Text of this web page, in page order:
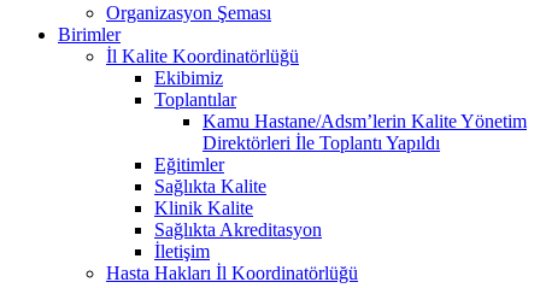
Organizasyon Şeması
Birimler
İl Kalite Koordinatörlüğü
Ekibimiz
Toplantılar
Kamu Hastane/Adsm’lerin Kalite Yönetim
Direktörleri İle Toplantı Yapıldı
Eğitimler
Sağlıkta Kalite
Klinik Kalite
Sağlıkta Akreditasyon
İletişim
Hasta Hakları İl Koordinatörlüğü